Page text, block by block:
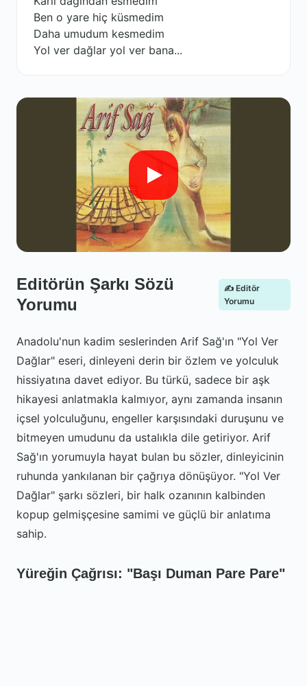
Ben o yare hiç küsmedim
Daha umudum kesmedim
Yol ver dağlar yol ver bana...
Editörün Şarkı Sözü
Yorumu
✍️ Editör
Yorumu
Anadolu'nun kadim seslerinden Arif Sağ'ın "Yol Ver
Dağlar" eseri, dinleyeni derin bir özlem ve yolculuk
hissiyatına davet ediyor. Bu türkü, sadece bir aşk
hikayesi anlatmakla kalmıyor, aynı zamanda insanın
içsel yolculuğunu, engeller karşısındaki duruşunu ve
bitmeyen umudunu da ustalıkla dile getiriyor. Arif
Sağ'ın yorumuyla hayat bulan bu sözler, dinleyicinin
ruhunda yankılanan bir çağrıya dönüşüyor. "Yol Ver
Dağlar" şarkı sözleri, bir halk ozanının kalbinden
kopup gelmişçesine samimi ve güçlü bir anlatıma
sahip.
Yüreğin Çağrısı: "Başı Duman Pare Pare"